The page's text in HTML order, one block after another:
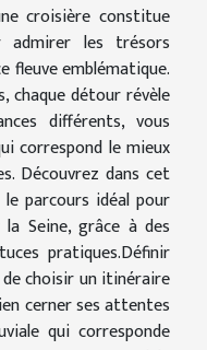
croisière constitue
admirer les trésors
fleuve emblématique.
chaque détour révèle
différents, vous
correspond le mieux
Découvrez dans cet
parcours idéal pour
Seine, grâce à des
pratiques.Définir
choisir un itinéraire
cerner ses attentes
qui corresponde